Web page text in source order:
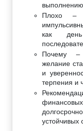
выполнению
Плохо –
как
Почему –
желание
и
терпения и
устойчивых